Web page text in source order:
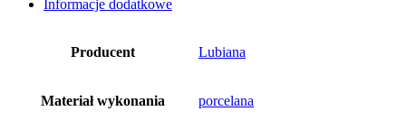
Informacje dodatkowe
Producent Lubiana
Materiał wykonania porcelana